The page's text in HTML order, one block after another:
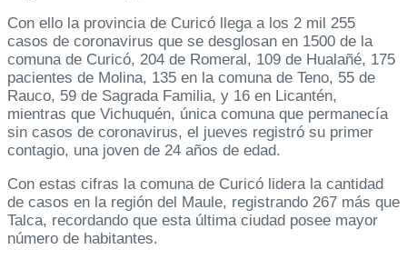
Con ello la provincia de Curicó llega a los 2 mil 255
casos de coronavirus que se desglosan en 1500 de la
comuna de Curicó, 204 de Romeral, 109 de Hualañé, 175
pacientes de Molina, 135 en la comuna de Teno, 55 de
Rauco, 59 de Sagrada Familia, y 16 en Licantén,
mientras que Vichuquén, única comuna que permanecía
sin casos de coronavirus, el jueves registró su primer
contagio, una joven de 24 años de edad.
Con estas cifras la comuna de Curicó lidera la cantidad
de casos en la región del Maule, registrando 267 más que
Talca, recordando que esta última ciudad posee mayor
número de habitantes.